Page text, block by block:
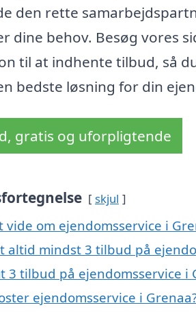
den rette
dine behov. Besøg vores
til at indhente tilbud, så
bedste løsning for din
gratis og uforpligtende
skjul
vide om ejendomsservice i
altid mindst 3 tilbud på
3 tilbud på ejendomsservice
ejendomsservice i